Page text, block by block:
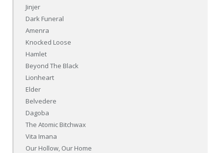
Jinjer
Dark Funeral
Amenra
Knocked Loose
Hamlet
Beyond The Black
Lionheart
Elder
Belvedere
Dagoba
The Atomic Bitchwax
Vita Imana
Our Hollow, Our Home